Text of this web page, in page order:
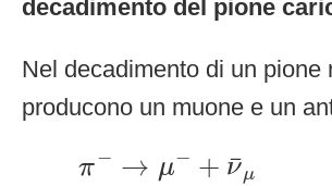
decadimento del pione
Nel decadimento di un pione
producono un muone e un
π− → μ− + ¯
ν μ
π− −+ ν ¯μ